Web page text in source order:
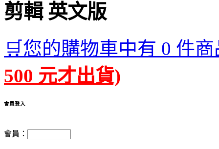
剪輯 英文版
🛒您的購物車中有 0 件
500 元才出貨)
會員登入
會員：